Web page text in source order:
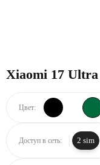
Xiaomi 17 Ultra
Цвет:
Доступ в сеть: 2 sim